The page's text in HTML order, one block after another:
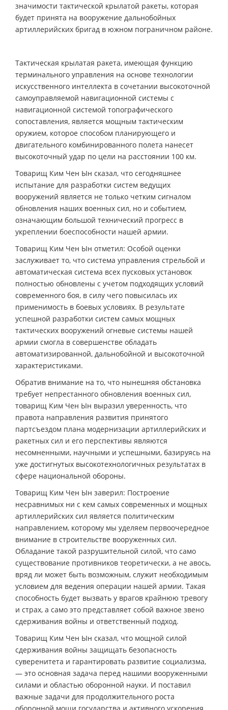
значимости тактической крылатой ракеты, которая
будет принята на вооружение дальнобойных
артиллерийских бригад в южном пограничном районе.
Тактическая крылатая ракета, имеющая функцию
терминального управления на основе технологии
искусственного интеллекта в сочетании высокоточной
самоуправляемой навигационной системы с
навигационной системой топографического
сопоставления, является мощным тактическим
оружием, которое способом планирующего и
двигательного комбинированного полета нанесет
высокоточный удар по цели на расстоянии 100 км.
Товарищ Ким Чен Ын сказал, что сегодняшнее
испытание для разработки систем ведущих
вооружений является не только четким сигналом
обновления наших военных сил, но и событием,
означающим большой технический прогресс в
укреплении боеспособности нашей армии.
Товарищ Ким Чен Ын отметил: Особой оценки
заслуживает то, что система управления стрельбой и
автоматическая система всех пусковых установок
полностью обновлены с учетом подходящих условий
современного боя, в силу чего повысилась их
применимость в боевых условиях. В результате
успешной разработки систем самых мощных
тактических вооружений огневые системы нашей
армии смогла в совершенстве обладать
автоматизированной, дальнобойной и высокоточной
характеристиками.
Обратив внимание на то, что нынешняя обстановка
требует непрестанного обновления военных сил,
товарищ Ким Чен Ын выразил уверенность, что
правота направления развития принятого
партсъездом плана модернизации артиллерийских и
ракетных сил и его перспективы являются
несомненными, научными и успешными, базируясь на
уже достигнутых высокотехнологичных результатах в
сфере национальной обороны.
Товарищ Ким Чен Ын заверил: Построение
несравнимых ни с кем самых современных и мощных
артиллерийских сил является политическим
направлением, которому мы уделяем первоочередное
внимание в строительстве вооруженных сил.
Обладание такой разрушительной силой, что само
существование противников теоретически, а не авось,
вряд ли может быть возможным, служит необходимым
условием для ведения операции нашей армии. Такая
способность будет вызвать у врагов крайнюю тревогу
и страх, а само это представляет собой важное звено
сдерживания войны и ответственный подход.
Товарищ Ким Чен Ын сказал, что мощной силой
сдерживания войны защищать безопасность
суверенитета и гарантировать развитие социализма,
— это основная задача перед нашими вооруженными
силами и областью оборонной науки. И поставил
важные задачи для продолжительного роста